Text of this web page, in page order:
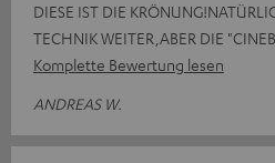
DIESE IST DIE
TECHNIK WEITER,ABER DIE
Komplette Bewertung lesen
ANDREAS W.